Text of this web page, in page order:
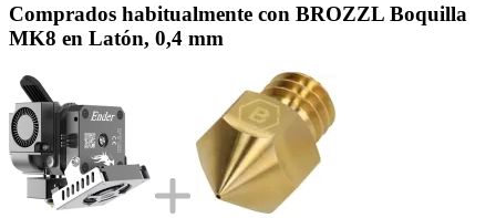
Comprados habitualmente con BROZZL Boquilla
MK8 en Latón, 0,4 mm